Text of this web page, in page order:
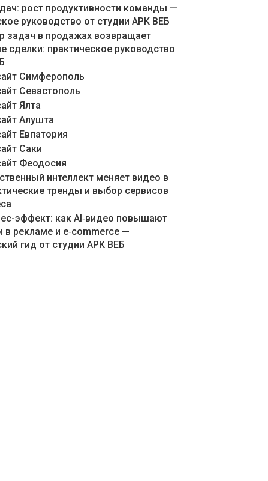
рост продуктивности команды —
руководство от студии АРК ВЕБ
задач в продажах возвращает
сделки: практическое руководство
Симферополь
Севастополь
Ялта
Алушта
Евпатория
Саки
Феодосия
интеллект меняет видео в
тренды и выбор сервисов
эффект: как AI‑видео повышают
в рекламе и e‑commerce —
гид от студии АРК ВЕБ